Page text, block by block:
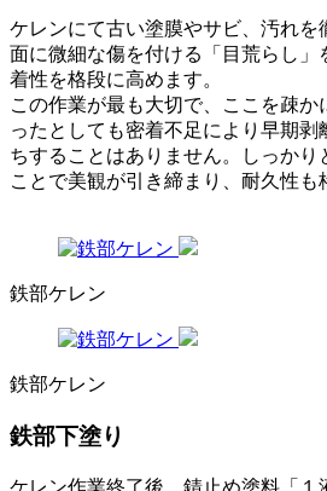
ケレンにて古い塗膜やサビ、汚れを
面に微細な傷を付ける「目荒らし」
着性を格段に高めます。
この作業が最も大切で、ここを疎か
ったとしても密着不足により早期
ちすることはありません。しっかり
ことで美観が引き締まり、耐久性も
鉄部ケレン
鉄部ケレン
鉄部下塗り
ケレン作業終了後、錆止め塗料「１